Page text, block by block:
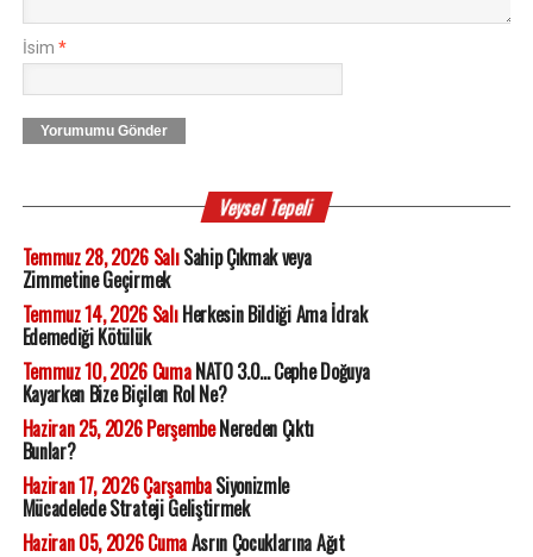
İsim *
Yorumumu Gönder
Veysel Tepeli
Temmuz 28, 2026 SalıSahip Çıkmak veya
Zimmetine Geçirmek
Temmuz 14, 2026 SalıHerkesin Bildiği Ama İdrak
Edemediği Kötülük
Temmuz 10, 2026 CumaNATO 3.0... Cephe Doğuya
Kayarken Bize Biçilen Rol Ne?
Haziran 25, 2026 PerşembeNereden Çıktı
Bunlar?
Haziran 17, 2026 ÇarşambaSiyonizmle
Mücadelede Strateji Geliştirmek
Haziran 05, 2026 CumaAsrın Çocuklarına Ağıt